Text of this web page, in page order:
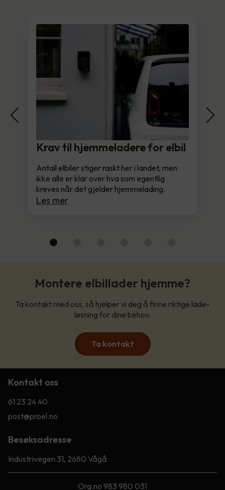
Krav til hjemmeladere for elbil
Antall elbiler stiger raskt her i landet, men
ikke alle er klar over hva som egentlig
kreves når det gjelder hjemmelading.
Les mer
Montere elbillader hjemme?
Ta kontakt med oss, så hjelper vi deg å finne riktige lade-
løsning for dine behov.
Ta kontakt
Kontakt oss
61 23 24 40
post@proel.no
Besøksadresse
Industrivegen 31, 2680 Vågå
Org.no 983 980 031